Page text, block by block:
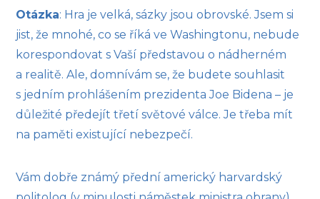
Otázka: Hra je velká, sázky jsou obrovské. Jsem si
jist, že mnohé, co se říká ve Washingtonu, nebude
korespondovat s Vaší představou o nádherném
a realitě. Ale, domnívám se, že budete souhlasit
s jedním prohlášením prezidenta Joe Bidena – je
důležité předejít třetí světové válce. Je třeba mít
na paměti existující nebezpečí.
Vám dobře známý přední americký harvardský